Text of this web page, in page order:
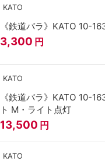
KATO
《鉄道バラ》KATO 10-
3,300 円
KATO
《鉄道バラ》KATO 10-
ト M・ライト点灯
13,500 円
KATO